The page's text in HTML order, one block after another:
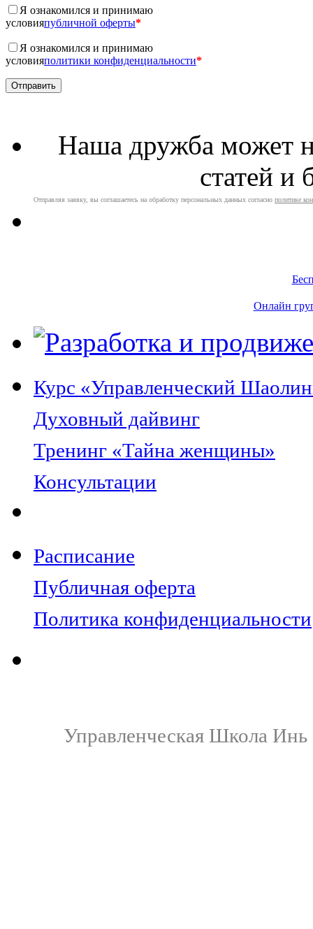
Я ознакомился и принимаю
условияпубличной оферты*
Я ознакомился и принимаю
условияполитики конфиденциальности*
Наша дружба может
статей и
Отправляя заявку, вы соглашаетесь на обработку персональных данных согласно политике
Онлайн
Курс «Управленческий
Духовный дайвинг
Тренинг «Тайна женщины»
Консультации
Расписание
Публичная оферта
Политика конфиденциальности
Управленческая Школа